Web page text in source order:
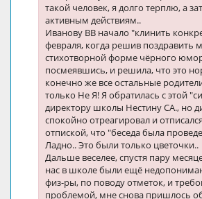
такой человек, я долго терплю, а
активным действиям..
Иванову ВВ начало "клинить
февраля, когда решив поздравить
стихотворной форме чёрного
посмеявшись, и решила, что это
конечно же все остальные
только Не Я! Я обратилась с этой
директору школы Нестину СА., но
спокойно отреагировал и
отпиской, что "беседа была
Ладно.. Это были только цветочки..
Дальше веселее, спустя пару
нас в школе были ещё
физ-ры, по поводу отметок, и
проблемой, мне снова пришлось